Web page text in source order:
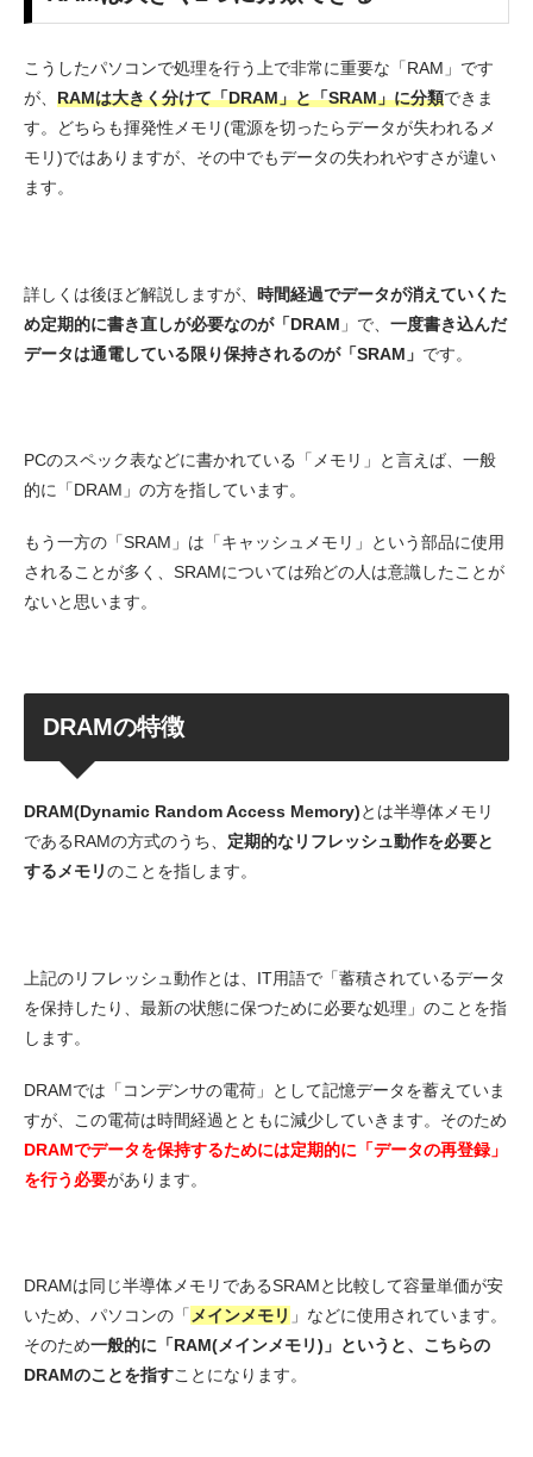
こうしたパソコンで処理を行う上で非常に重要な「RAM」です
が、 RAMは大きく分けて「DRAM」と「SRAM」に分類できま
す。どちらも揮発性メモリ(電源を切ったらデータが失われるメ
モリ)ではありますが、その中でもデータの失われやすさが違い
ます。
詳しくは後ほど解説しますが、 時間経過でデータが消えていくた
め定期的に書き直しが必要なのが「DRAM 」で、 一度書き込んだ
データは通電している限り保持されるのが「SRAM」 です。
PCのスペック表などに書かれている「メモリ」と言えば、一般
的に「DRAM」の方を指しています。
もう一方の「SRAM」は「キャッシュメモリ」という部品に使用
されることが多く、SRAMについては殆どの人は意識したことが
ないと思います。
DRAMの特徴
DRAM(Dynamic Random Access Memory)とは半導体メモリ
であるRAMの方式のうち、 定期的なリフレッシュ動作を必要と
するメモリのことを指します。
上記のリフレッシュ動作とは、IT用語で「蓄積されているデータ
を保持したり、最新の状態に保つために必要な処理」のことを指
します。
DRAMでは「コンデンサの電荷」として記憶データを蓄えていま
すが、この電荷は時間経過とともに減少していきます。そのため
DRAMでデータを保持するためには定期的に「データの再登録」
を行う必要があります。
DRAMは同じ半導体メモリであるSRAMと比較して容量単価が安
いため、パソコンの「メインメモリ 」などに使用されています。
そのため一般的に「RAM(メインメモリ)」というと、こちらの
DRAMのことを指すことになります。